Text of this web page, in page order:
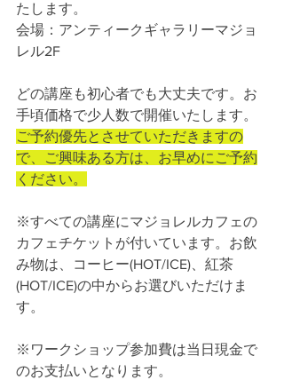
たします。
会場：アンティークギャラリーマジョ
レル2F
どの講座も初心者でも大丈夫です。お
手頃価格で少人数で開催いたします。
ご予約優先とさせていただきますの
で、ご興味ある方は、お早めにご予約
ください。
※すべての講座にマジョレルカフェの
カフェチケットが付いています。お飲
み物は、コーヒー(HOT/ICE)、紅茶
(HOT/ICE)の中からお選びいただけま
す。
※ワークショップ参加費は当日現金で
のお支払いとなります。